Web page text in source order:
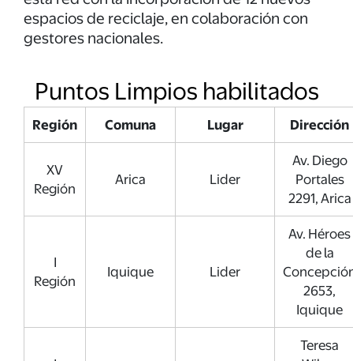
espacios de reciclaje, en colaboración con
gestores nacionales.
Puntos Limpios habilitados
Región Comuna Lugar Dirección
XV
Región
Arica Lider
Av. Diego
Portales
2291, Arica
I
Región
Iquique Lider
Av. Héroes
de la
2653,
Iquique
Teresa